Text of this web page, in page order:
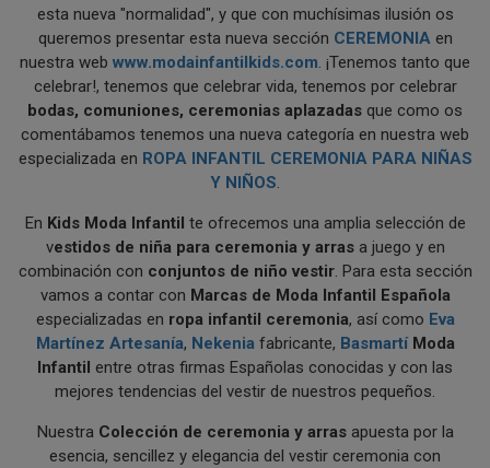
esta nueva "normalidad", y que con muchísimas ilusión os
queremos presentar esta nueva sección CEREMONIAen
nuestra web www.modainfantilkids.com. ¡Tenemos tanto que
celebrar!, tenemos que celebrar vida, tenemos por celebrar
bodas, comuniones, ceremonias aplazadas que como os
comentábamos tenemos una nueva categoría en nuestra web
especializada en ROPA INFANTIL CEREMONIA PARA NIÑAS
Y NIÑOS.
En Kids Moda Infantil te ofrecemos una amplia selección de
vestidos de niña para ceremonia y arras a juego y en
combinación con conjuntos de niño vestir. Para esta sección
vamos a contar con Marcas de Moda Infantil Española
especializadas en ropa infantil ceremonia, así como Eva
Martínez Artesanía, Nekeniafabricante, Basmartí Moda
Infantil entre otras firmas Españolas conocidas y con las
mejores tendencias del vestir de nuestros pequeños.
Nuestra Colección de ceremonia y arras apuesta por la
esencia, sencillez y elegancia del vestir ceremonia con